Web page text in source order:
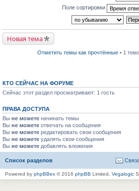
т
а
н
о
о
б
н
ю
п
р
о
н
о
м
о
о
щ
е
н
и
ю
р
в
о
р
о
ч
а
н
н
о
м
у
с
о
б
щ
е
Поле сортировки
Новая тема
Отметить темы как прочтённые • 1
КТО СЕЙЧАС НА ФОРУМЕ
Сейчас этот раздел просматривают: 1 гость
ПРАВА ДОСТУПА
Вы не можете начинать темы
Вы не можете отвечать на сообщения
Вы не можете редактировать свои сообщения
Вы не можете удалять свои сообщения
Вы не можете добавлять вложения
Список разделов
Powered by phpBBex © 2016 phpBB Limited, Vegalogic